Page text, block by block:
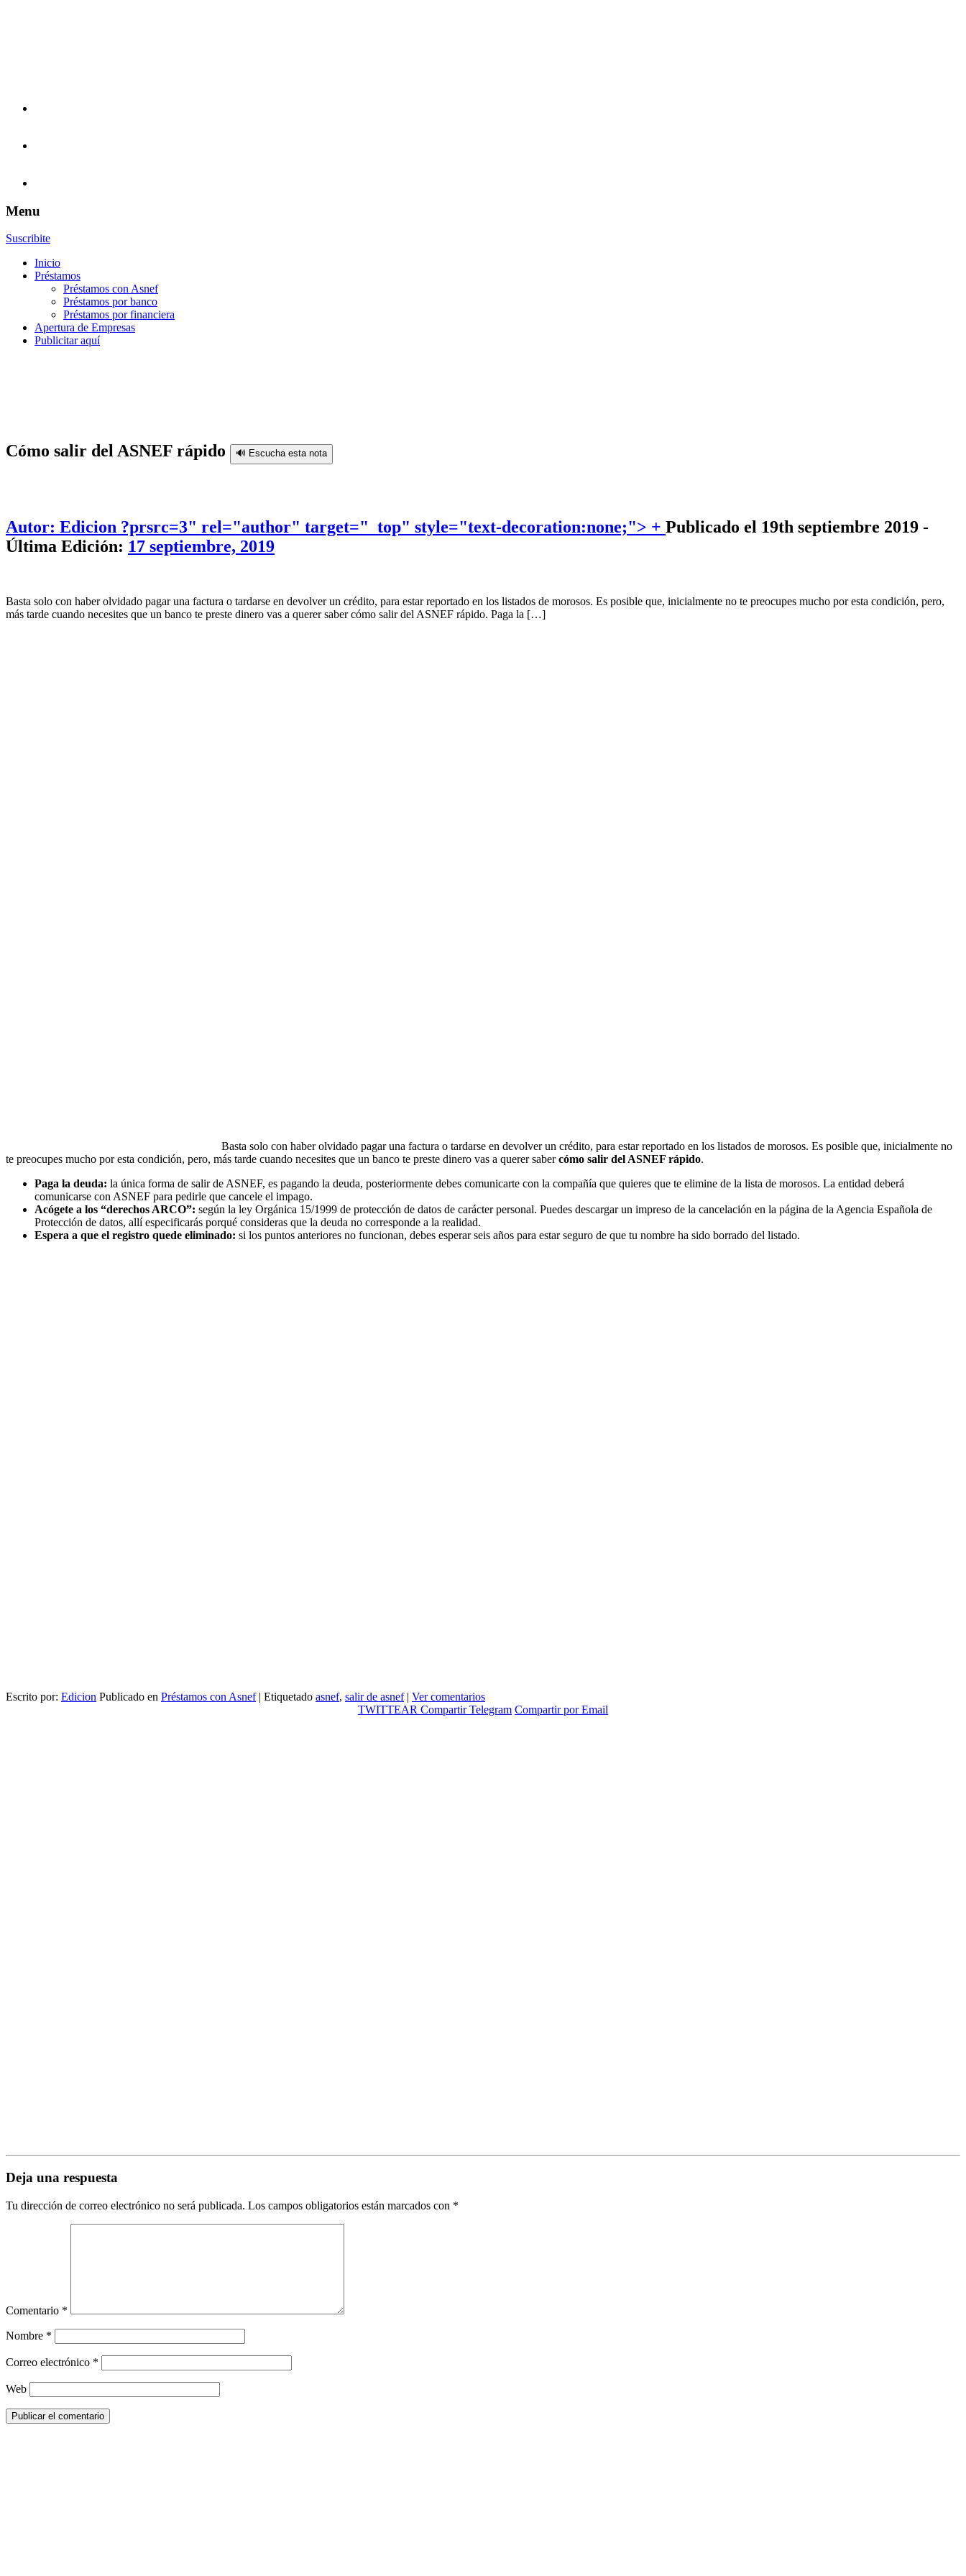
Menu
Suscribite
Inicio
Préstamos
Préstamos con Asnef
Préstamos por banco
Préstamos por financiera
Apertura de Empresas
Publicitar aquí
Cómo salir del ASNEF rápido 🔊 Escucha esta nota
Autor: Edicion ?prsrc=3" rel="author" target="_top" style="text-decoration:none;"> + Publicado el 19th septiembre 2019 -
Última Edición: 17 septiembre, 2019
Basta solo con haber olvidado pagar una factura o tardarse en devolver un crédito, para estar reportado en los listados de morosos. Es posible que, inicialmente no te preocupes mucho por esta condición, pero,
más tarde cuando necesites que un banco te preste dinero vas a querer saber cómo salir del ASNEF rápido. Paga la […]
Basta solo con haber olvidado pagar una factura o tardarse en devolver un crédito, para estar reportado en los listados de morosos. Es posible que, inicialmente no
te preocupes mucho por esta condición, pero, más tarde cuando necesites que un banco te preste dinero vas a querer sabercómo salir del ASNEF rápido.
Paga la deuda: la única forma de salir de ASNEF, es pagando la deuda, posteriormente debes comunicarte con la compañía que quieres que te elimine de la lista de morosos. La entidad deberá
comunicarse con ASNEF para pedirle que cancele el impago.
Acógete a los “derechos ARCO”: según la ley Orgánica 15/1999 de protección de datos de carácter personal. Puedes descargar un impreso de la cancelación en la página de la Agencia Española de
Protección de datos, allí especificarás porqué consideras que la deuda no corresponde a la realidad.
Espera a que el registro quede eliminado: si los puntos anteriores no funcionan, debes esperar seis años para estar seguro de que tu nombre ha sido borrado del listado.
Escrito por: Edicion Publicado en Préstamos con Asnef | Etiquetado asnef, salir de asnef | Ver comentarios
TWITTEAR CompartirTelegram Compartir por Email
Deja una respuesta
Tu dirección de correo electrónico no será publicada. Los campos obligatorios están marcados con *
Comentario *
Nombre *
Correo electrónico *
Web